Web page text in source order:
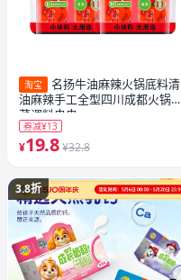
淘宝
名扬牛油麻辣火锅底料清
油麻辣手工全型四川成都火锅冒
菜调料串串
券减¥13
¥19.8 ¥32.8
3.8折